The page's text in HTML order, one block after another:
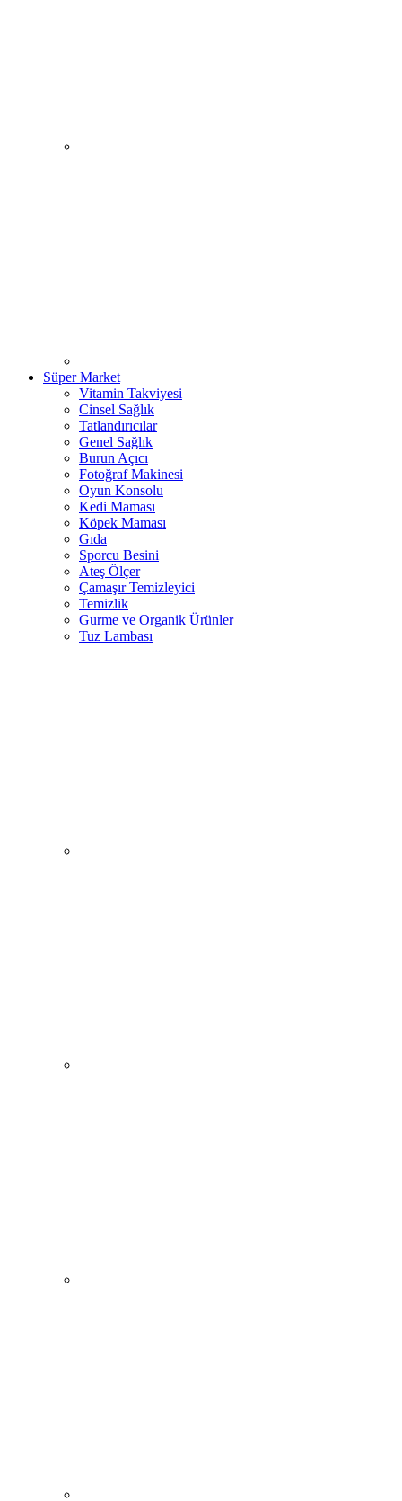
Süper Market
Vitamin Takviyesi
Cinsel Sağlık
Tatlandırıcılar
Genel Sağlık
Burun Açıcı
Fotoğraf Makinesi
Oyun Konsolu
Kedi Maması
Köpek Maması
Gıda
Sporcu Besini
Ateş Ölçer
Çamaşır Temizleyici
Temizlik
Gurme ve Organik Ürünler
Tuz Lambası